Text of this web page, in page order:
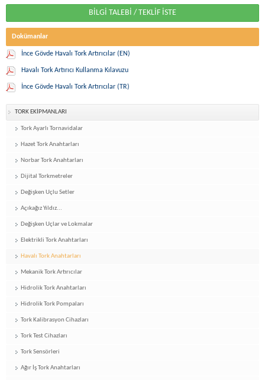
BİLGİ TALEBİ / TEKLİF İSTE
Dokümanlar
İnce Gövde Havalı Tork Artırıcılar (EN)
Havalı Tork Artırıcı Kullanma Kılavuzu
İnce Gövde Havalı Tork Artırıcılar (TR)
TORK EKİPMANLARI
Tork Ayarlı Tornavidalar
Hazet Tork Anahtarları
Norbar Tork Anahtarları
Dijital Torkmetreler
Değişken Uçlu Setler
Açıkağız Yıldız...
Değişken Uçlar ve Lokmalar
Elektrikli Tork Anahtarları
Havalı Tork Anahtarları
Mekanik Tork Artırıcılar
Hidrolik Tork Anahtarları
Hidrolik Tork Pompaları
Tork Kalibrasyon Cihazları
Tork Test Cihazları
Tork Sensörleri
Ağır İş Tork Anahtarları